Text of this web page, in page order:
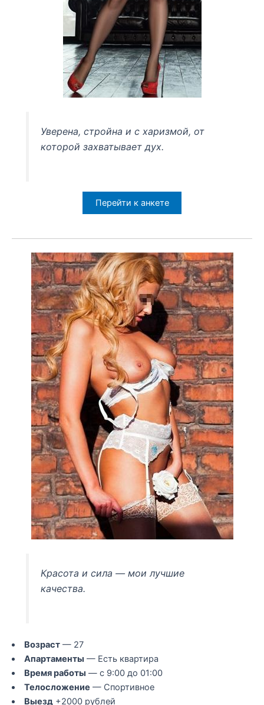
Уверена, стройна и с харизмой, от
которой захватывает дух.
Перейти к анкете
Красота и сила — мои лучшие
качества.
Возраст— 27
Апартаменты — Есть квартира
Время работы — с 9:00 до 01:00
Телосложение — Спортивное
Выезд+2000 рублей